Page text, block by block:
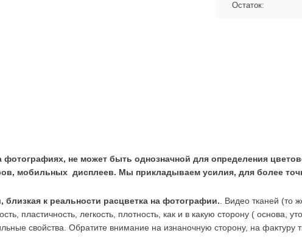
Остаток:
фотографиях, не может быть однозначной для определения
мобильных дисплеев. Мы прикладываем усилия, для более
близкая к реальности расцветка на фотографии. . Видео тканей (то
пластичность, легкость, плотность, как и в какую сторону ( основа,
свойства. Обратите внимание на изнаночную сторону, на фактуру